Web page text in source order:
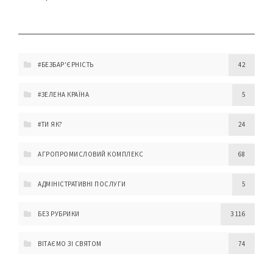
#БЕЗБАР'ЄРНІСТЬ 42
#ЗЕЛЕНА КРАЇНА 5
#ТИ ЯК? 24
АГРОПРОМИСЛОВИЙ КОМПЛЕКС 68
АДМІНІСТРАТИВНІ ПОСЛУГИ 5
БЕЗ РУБРИКИ 3 116
ВІТАЄМО ЗІ СВЯТОМ 74